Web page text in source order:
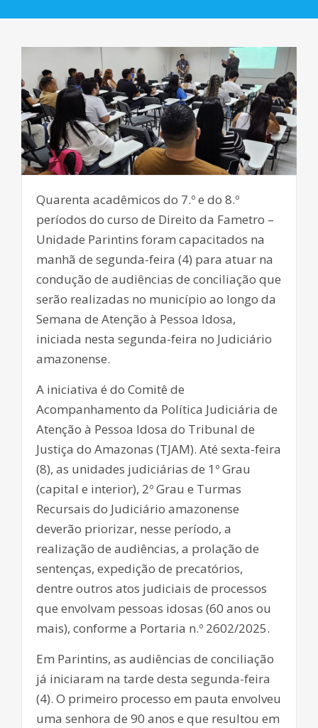
Quarenta acadêmicos do 7.º e do 8.º
períodos do curso de Direito da Fametro –
Unidade Parintins foram capacitados na
manhã de segunda-feira (4) para atuar na
condução de audiências de conciliação que
serão realizadas no município ao longo da
Semana de Atenção à Pessoa Idosa,
iniciada nesta segunda-feira no Judiciário
amazonense.
A iniciativa é do Comitê de
Acompanhamento da Política Judiciária de
Atenção à Pessoa Idosa do Tribunal de
Justiça do Amazonas (TJAM). Até sexta-feira
(8), as unidades judiciárias de 1º Grau
(capital e interior), 2º Grau e Turmas
Recursais do Judiciário amazonense
deverão priorizar, nesse período, a
realização de audiências, a prolação de
sentenças, expedição de precatórios,
dentre outros atos judiciais de processos
que envolvam pessoas idosas (60 anos ou
mais), conforme a Portaria n.º 2602/2025.
Em Parintins, as audiências de conciliação
já iniciaram na tarde desta segunda-feira
(4). O primeiro processo em pauta envolveu
uma senhora de 90 anos e que resultou em